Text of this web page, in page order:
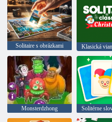
Solitaire s obrázkami
Monsterdzhong